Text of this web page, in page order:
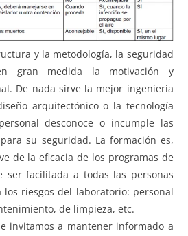
y la metodología, la seguridad
gran medida la motivación y
De nada sirve la mejor ingeniería
arquitectónico o la tecnología
desconoce o incumple las
su seguridad. La formación es,
de la eficacia de los programas de
ser facilitada a todas las personas
los riesgos del laboratorio: personal
de limpieza, etc.
invitamos a mantener informado a